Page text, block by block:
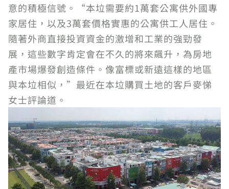
意的積極信號。“本垃需要約1萬套公寓供外國專
家居住，以及3萬套價格實惠的公寓供工人居住。
隨著外商直接投資資金的激增和工業的強勁發
展，這些數字肯定會在不久的將來飆升，為房地
產市場爆發創造條件。像富標或新遠這樣的地區
與本垃相似，”最近在本垃購買土地的客戶麥悌
女士評論道。